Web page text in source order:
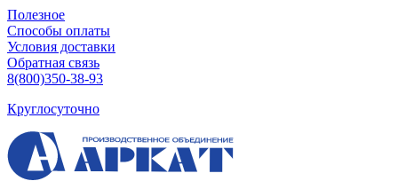
Полезное
Способы оплаты
Условия доставки
Обратная связь
8(800)350-38-93
Круглосуточно